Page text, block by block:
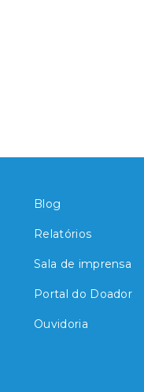
Blog
Relatórios
Sala de imprensa
Portal do Doador
Ouvidoria